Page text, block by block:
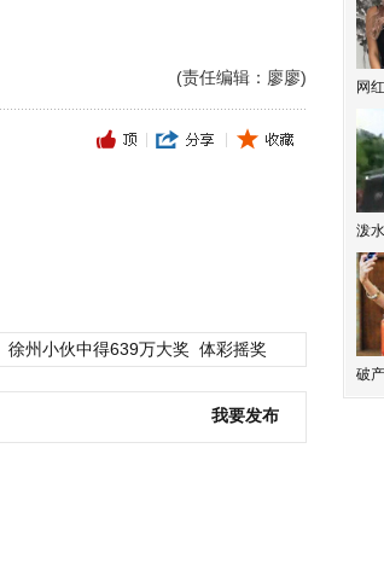
(责任编辑：廖廖)
徐州小伙中得639万大奖 体彩摇奖
我要发布
网
泼
破